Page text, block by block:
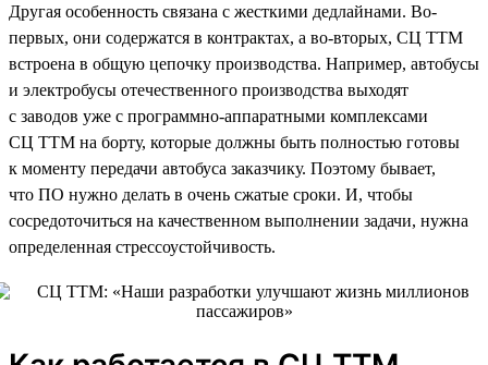
Другая особенность связана с жесткими дедлайнами. Во-
первых, они содержатся в контрактах, а во-вторых, СЦ ТТМ
встроена в общую цепочку производства. Например, автобусы
и электробусы отечественного производства выходят
с заводов уже с программно-аппаратными комплексами
СЦ ТТМ на борту, которые должны быть полностью готовы
к моменту передачи автобуса заказчику. Поэтому бывает,
что ПО нужно делать в очень сжатые сроки. И, чтобы
сосредоточиться на качественном выполнении задачи, нужна
определенная стрессоустойчивость.